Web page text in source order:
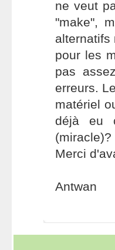
ne veut
"make",
alternatifs
pour les
pas
erreurs.
matériel
déjà eu
(miracle)?
Merci
Antwan